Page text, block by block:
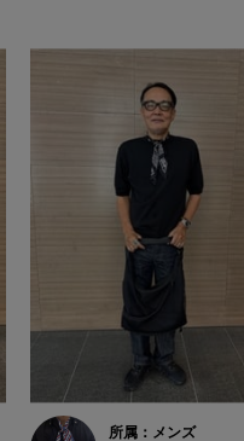
所属：メンズ